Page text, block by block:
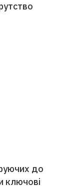
до
ключові